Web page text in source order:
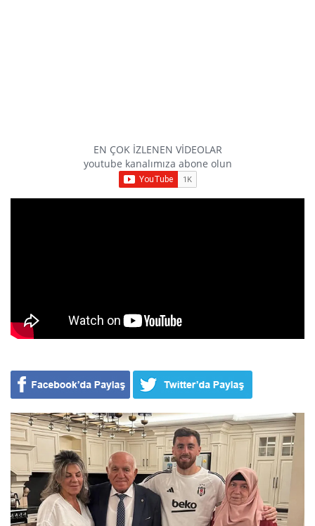
EN ÇOK İZLENEN VİDEOLAR
youtube kanalımıza abone olun